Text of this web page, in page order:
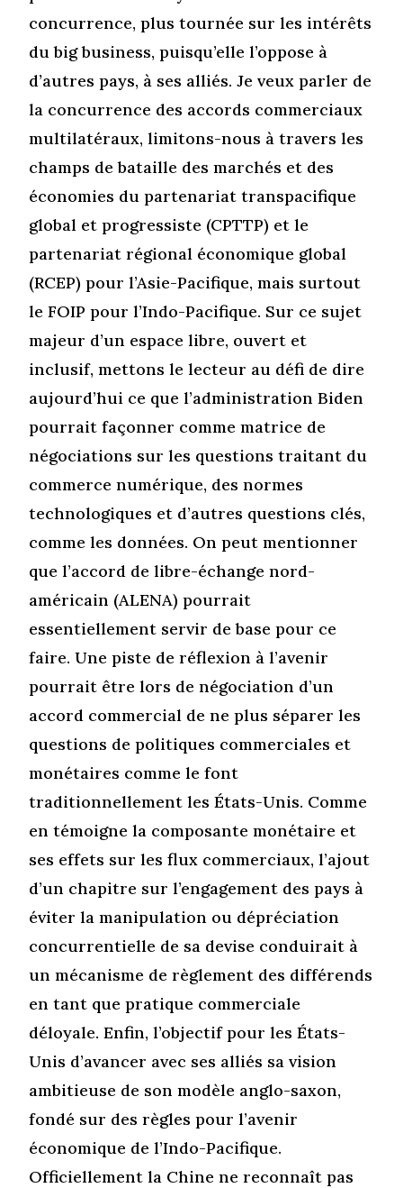
concurrence, plus tournée sur les intérêts
du big business, puisqu’elle l’oppose à
d’autres pays, à ses alliés. Je veux parler de
la concurrence des accords commerciaux
multilatéraux, limitons-nous à travers les
champs de bataille des marchés et des
économies du partenariat transpacifique
global et progressiste (CPTTP) et le
partenariat régional économique global
(RCEP) pour l’Asie-Pacifique, mais surtout
le FOIP pour l’Indo-Pacifique. Sur ce sujet
majeur d’un espace libre, ouvert et
inclusif, mettons le lecteur au défi de dire
aujourd’hui ce que l’administration Biden
pourrait façonner comme matrice de
négociations sur les questions traitant du
commerce numérique, des normes
technologiques et d’autres questions clés,
comme les données. On peut mentionner
que l’accord de libre-échange nord-
américain (ALENA) pourrait
essentiellement servir de base pour ce
faire. Une piste de réflexion à l’avenir
pourrait être lors de négociation d’un
accord commercial de ne plus séparer les
questions de politiques commerciales et
monétaires comme le font
traditionnellement les États-Unis. Comme
en témoigne la composante monétaire et
ses effets sur les flux commerciaux, l’ajout
d’un chapitre sur l’engagement des pays à
éviter la manipulation ou dépréciation
concurrentielle de sa devise conduirait à
un mécanisme de règlement des différends
en tant que pratique commerciale
déloyale. Enfin, l’objectif pour les États-
Unis d’avancer avec ses alliés sa vision
ambitieuse de son modèle anglo-saxon,
fondé sur des règles pour l’avenir
économique de l’Indo-Pacifique.
Officiellement la Chine ne reconnaît pas